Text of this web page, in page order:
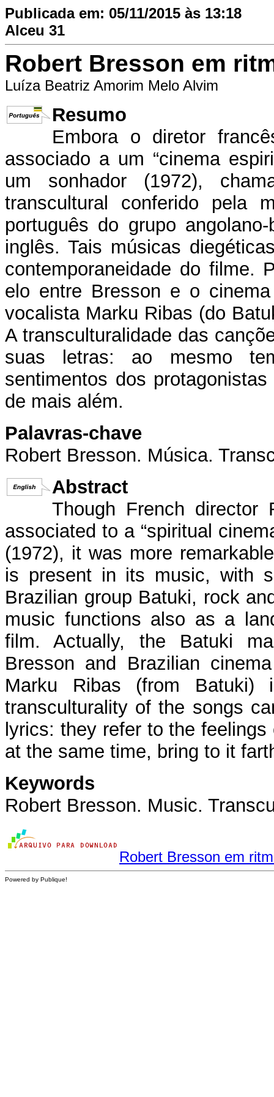
Publicada em: 05/11/2015 às 13:18
Alceu 31
Robert Bresson em
Luíza Beatriz Amorim Melo Alvim
Resumo
Embora o diretor
associado a um “cinema
um sonhador (1972),
transcultural conferido pela
português do grupo
inglês. Tais músicas
contemporaneidade do filme.
elo entre Bresson e o
vocalista Marku Ribas (do
A transculturalidade das
suas letras: ao mesmo
sentimentos dos
de mais além.
Palavras-chave
Robert Bresson. Música.
Abstract
Though French director
associated to a “spiritual
(1972), it was more
is present in its music, with
Brazilian group Batuki, rock
music functions also as a
film. Actually, the Batuki
Bresson and Brazilian
Marku Ribas (from Batuki)
transculturality of the songs
lyrics: they refer to the
at the same time, bring to it
Keywords
Robert Bresson. Music.
Robert Bresson em
Powered by Publique!